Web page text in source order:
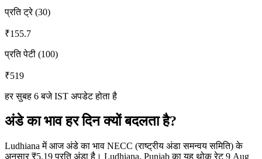
प्रति ट्रे (30)
₹155.7
प्रति पेटी (100)
₹519
हर सुबह 6 बजे IST अपडेट होता है
अंडे का भाव हर दिन क्यों बदलता है?
Ludhiana में आज अंडे का भाव NECC (राष्ट्रीय अंडा समन्वय समिति) के
अनुसार ₹5.19 प्रति अंडा है। Ludhiana, Punjab का यह थोक रेट 9 Aug